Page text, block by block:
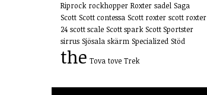
Riprock rockhopper Roxter sadel Saga
Scott Scott contessa Scott roxter scott roxter
24 scott scale Scott spark Scott Sportster
sirrus Sjösala skärm Specialized Stöd
the Tova tove Trek